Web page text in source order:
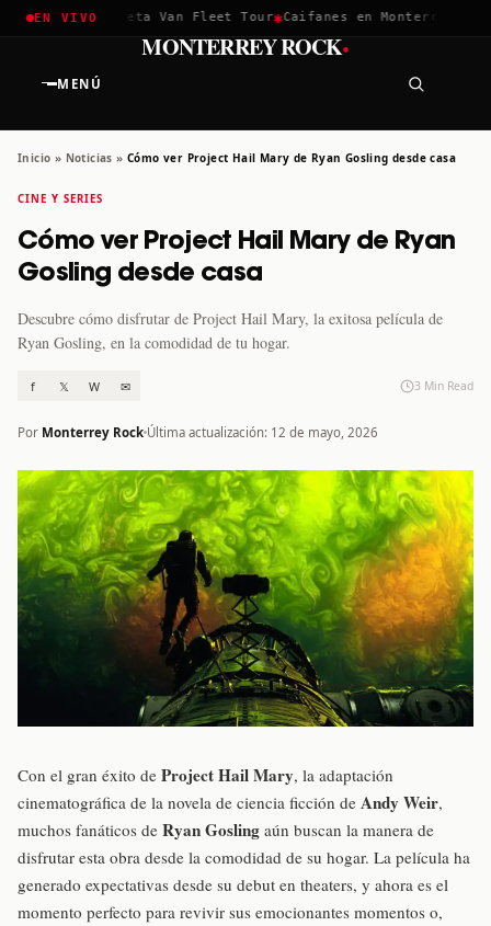
EN VIVO
2026 ✱Greta Van Fleet Tour✱Caifanes en Monterrey · 12
MENÚ
MONTERREY ROCK·
Inicio » Noticias » Cómo ver Project Hail Mary de Ryan Gosling desde casa
CINE Y SERIES
Cómo ver Project Hail Mary de Ryan
Gosling desde casa
Descubre cómo disfrutar de Project Hail Mary, la exitosa película de
Ryan Gosling, en la comodidad de tu hogar.
f 𝕏 W ✉ 3 Min Read
Por Monterrey Rock Última actualización: 12 de mayo, 2026
Con el gran éxito de Project Hail Mary, la adaptación
cinematográfica de la novela de ciencia ficción de Andy Weir,
muchos fanáticos de Ryan Gosling aún buscan la manera de
disfrutar esta obra desde la comodidad de su hogar. La película ha
generado expectativas desde su debut en theaters, y ahora es el
momento perfecto para revivir sus emocionantes momentos o,